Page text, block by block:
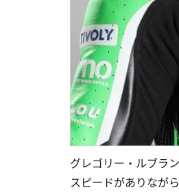
グレゴリー・ルブラ
スピードがありなが